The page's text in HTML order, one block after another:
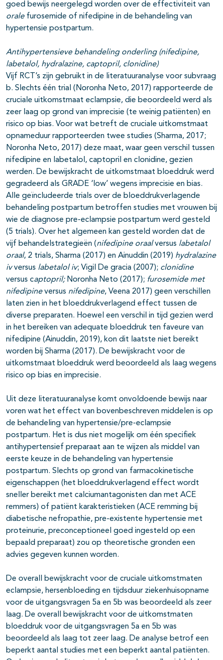
goed bewijs neergelegd worden over de effectiviteit van
oralefurosemide of nifedipine in de behandeling van
hypertensie postpartum.
Antihypertensieve behandeling onderling (nifedipine,
labetalol, hydralazine, captopril, clonidine)
Vijf RCT’s zijn gebruikt in de literatuuranalyse voor subvraag
b. Slechts één trial (Noronha Neto, 2017) rapporteerde de
cruciale uitkomstmaat eclampsie, die beoordeeld werd als
zeer laag op grond van imprecisie (te weinig patiënten) en
risico op bias. Voor wat betreft de cruciale uitkomstmaat
opnameduur rapporteerden twee studies (Sharma, 2017;
Noronha Neto, 2017) deze maat, waar geen verschil tussen
nifedipine en labetalol, captopril en clonidine, gezien
werden. De bewijskracht de uitkomstmaat bloeddruk werd
gegradeerd als GRADE ‘low’ wegens imprecisie en bias.
Alle geïncludeerde trials over de bloeddrukverlagende
behandeling postpartum betroffen studies met vrouwen bij
wie de diagnose pre-eclampsie postpartum werd gesteld
(5 trials). Over het algemeen kan gesteld worden dat de
vijf behandelstrategieën (nifedipine oraalversus labetalol
oraal, 2 trials, Sharma (2017) en Ainuddin (2019) hydralazine
ivversus labetalol iv; Vigil De gracia (2007); clonidine
versus captopril; Noronha Neto (2017); furosemide met
nifedipineversus nifedipine, Veena 2017) geen verschillen
laten zien in het bloeddrukverlagend effect tussen de
diverse preparaten. Hoewel een verschil in tijd gezien werd
in het bereiken van adequate bloeddruk ten faveure van
nifedipine (Ainuddin, 2019), kon dit laatste niet bereikt
worden bij Sharma (2017). De bewijskracht voor de
uitkomstmaat bloeddruk werd beoordeeld als laag wegens
risico op bias en imprecisie.
Uit deze literatuuranalyse komt onvoldoende bewijs naar
voren wat het effect van bovenbeschreven middelen is op
de behandeling van hypertensie/pre-eclampsie
postpartum. Het is dus niet mogelijk om één specifiek
antihypertensief preparaat aan te wijzen als middel van
eerste keuze in de behandeling van hypertensie
postpartum. Slechts op grond van farmacokinetische
eigenschappen (het bloeddrukverlagend effect wordt
sneller bereikt met calciumantagonisten dan met ACE
remmers) of patiënt karakteristieken (ACE remming bij
diabetische nefropathie, pre-existente hypertensie met
proteinurie, preconceptioneel goed ingesteld op een
bepaald preparaat) zou op theoretische gronden een
advies gegeven kunnen worden.
De overall bewijskracht voor de cruciale uitkomstmaten
eclampsie, hersenbloeding en tijdsduur ziekenhuisopname
voor de uitgangsvragen 5a en 5b was beoordeeld als zeer
laag. De overall bewijskracht voor de uitkomstmaten
bloeddruk voor de uitgangsvragen 5a en 5b was
beoordeeld als laag tot zeer laag. De analyse betrof een
beperkt aantal studies met een beperkt aantal patiënten.